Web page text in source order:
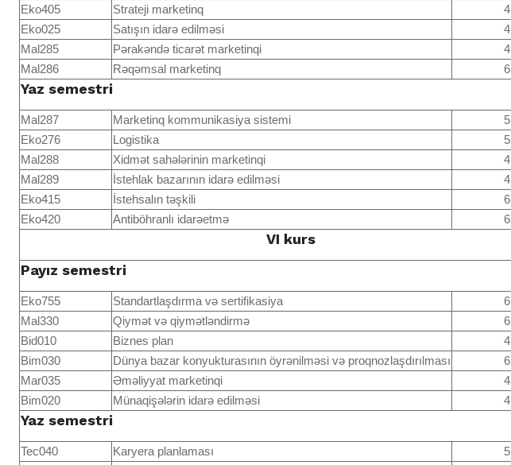
Eko405
Strateji marketinq
4
Eko025
Satışın idarə edilməsi
4
Mal285
Pərakəndə ticarət marketinqi
4
Mal286
Rəqəmsal marketinq 6
Yaz semestri
Mal287 Marketinq kommunikasiya sistemi
5
Eko276
Logistika
5
Mal288
Xidmət sahələrinin marketinqi
4
Mal289
İstehlak bazarının idarə edilməsi
4
Eko415
İstehsalın təşkili
6
Eko420
Antiböhranlı idarəetmə 6
VI kurs
Payız semestri
Eko755 Standartlaşdırma və sertifikasiya
6
Mal330
Qiymət və qiymətləndirmə
6
Bid010
Biznes plan
4
Bim030
Dünya bazar konyukturasının öyrənilməsi və proqnozlaşdırılması
6
Mar035
Əməliyyat marketinqi
4
Bim020
Münaqişələrin idarə edilməsi 4
Yaz semestri
Tec040 Karyera planlaması
5